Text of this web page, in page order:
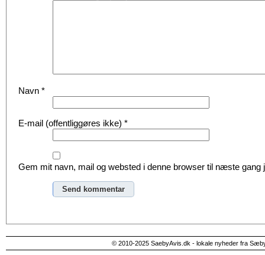
Navn *
E-mail (offentliggøres ikke) *
Gem mit navn, mail og websted i denne browser til næste gang
© 2010-2025 SaebyAvis.dk - lokale nyheder fra